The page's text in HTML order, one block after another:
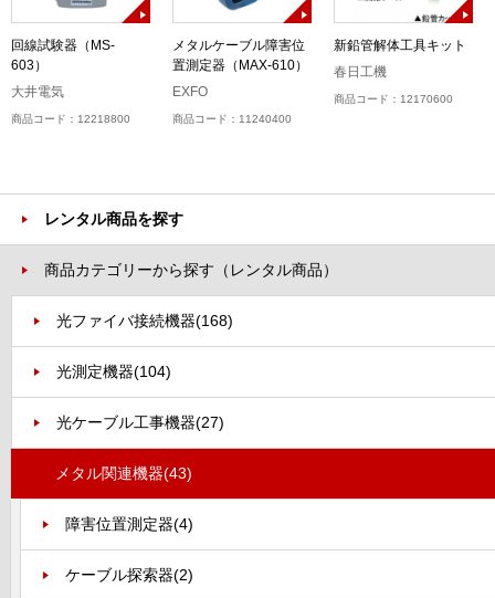
回線試験器（MS-
603）
大井電気
商品コード：12218800
メタルケーブル障害位
置測定器（MAX-610）
EXFO
商品コード：11240400
新鉛管解体工具キット
春日工機
商品コード：12170600
レンタル商品を探す
商品カテゴリーから探す（レンタル商品）
光ファイバ接続機器(168)
光測定機器(104)
光ケーブル工事機器(27)
メタル関連機器(43)
障害位置測定器(4)
ケーブル探索器(2)